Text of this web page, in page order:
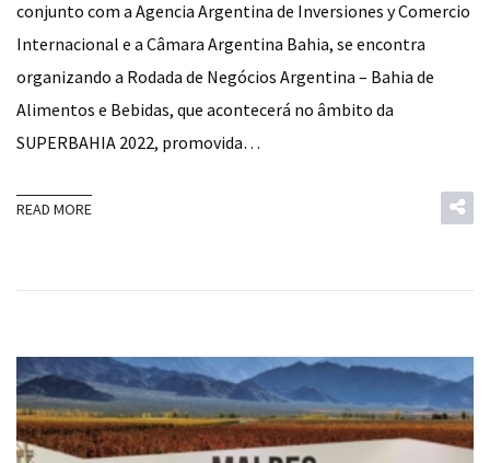
conjunto com a Agencia Argentina de Inversiones y Comercio
Internacional e a Câmara Argentina Bahia, se encontra
organizando a Rodada de Negócios Argentina – Bahia de
Alimentos e Bebidas, que acontecerá no âmbito da
SUPERBAHIA 2022, promovida…
READ MORE